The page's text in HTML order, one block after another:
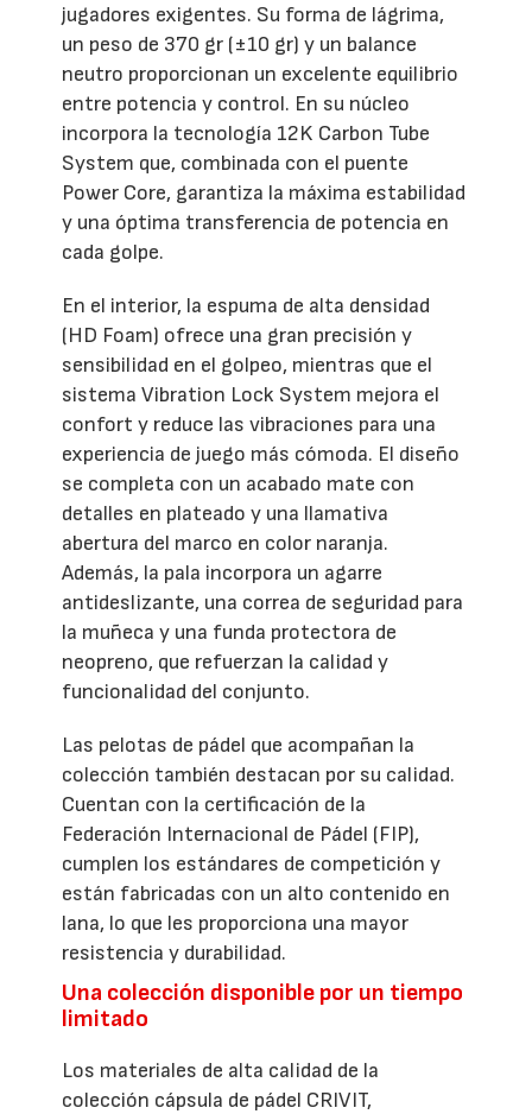
jugadores exigentes. Su forma de lágrima,
un peso de 370 gr (±10 gr) y un balance
neutro proporcionan un excelente equilibrio
entre potencia y control. En su núcleo
incorpora la tecnología 12K Carbon Tube
System que, combinada con el puente
Power Core, garantiza la máxima estabilidad
y una óptima transferencia de potencia en
cada golpe.
En el interior, la espuma de alta densidad
(HD Foam) ofrece una gran precisión y
sensibilidad en el golpeo, mientras que el
sistema Vibration Lock System mejora el
confort y reduce las vibraciones para una
experiencia de juego más cómoda. El diseño
se completa con un acabado mate con
detalles en plateado y una llamativa
abertura del marco en color naranja.
Además, la pala incorpora un agarre
antideslizante, una correa de seguridad para
la muñeca y una funda protectora de
neopreno, que refuerzan la calidad y
funcionalidad del conjunto.
Las pelotas de pádel que acompañan la
colección también destacan por su calidad.
Cuentan con la certificación de la
Federación Internacional de Pádel (FIP),
cumplen los estándares de competición y
están fabricadas con un alto contenido en
lana, lo que les proporciona una mayor
resistencia y durabilidad.
Una colección disponible por un tiempo
limitado
Los materiales de alta calidad de la
colección cápsula de pádel CRIVIT,